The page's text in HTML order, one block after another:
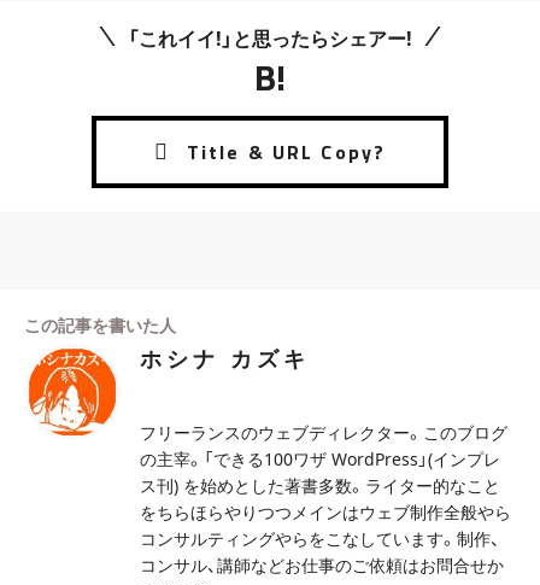
「これイイ!」と思ったらシェアー!
B!
この記事を書いた人
ホシナ カズキ
フリーランスのウェブディレクター。このブログ
の主宰。「できる100ワザ WordPress」(インプレ
ス刊) を始めとした著書多数。ライター的なこと
をちらほらやりつつメインはウェブ制作全般やら
コンサルティングやらをこなしています。制作、
コンサル、講師などお仕事のご依頼はお問合せか